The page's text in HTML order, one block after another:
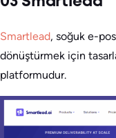
Smartlead, soğuk e-
dönüştürmek için
platformudur.